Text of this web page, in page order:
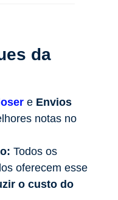
da
e Envios
notas no
Todos os
oferecem esse
o custo do